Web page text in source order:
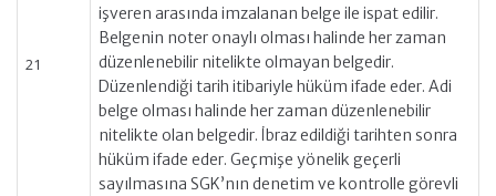
21
işveren arasında imzalanan belge ile ispat edilir.
Belgenin noter onaylı olması halinde her zaman
düzenlenebilir nitelikte olmayan belgedir.
Düzenlendiği tarih itibariyle hüküm ifade eder. Adi
belge olması halinde her zaman düzenlenebilir
nitelikte olan belgedir. İbraz edildiği tarihten sonra
hüküm ifade eder. Geçmişe yönelik geçerli
sayılmasına SGK’nın denetim ve kontrolle görevli